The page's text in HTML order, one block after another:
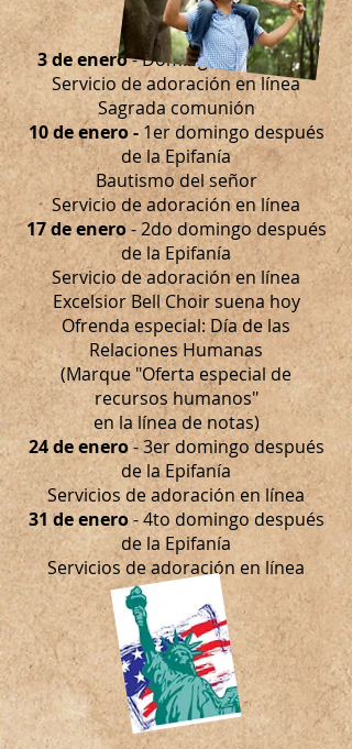
3 de enero- Domingo de Epifanía
Servicio de adoración en línea
Sagrada comunión
10 de enero -1er domingo después
de la Epifanía
Bautismo del señor
Servicio de adoración en línea
17 de enero- 2do domingo después
de la Epifanía
Servicio de adoración en línea
Excelsior Bell Choir suena hoy
Ofrenda especial: Día de las
Relaciones Humanas
(Marque "Oferta especial de
recursos humanos"
en la línea de notas)
24 de enero- 3er domingo después
de la Epifanía
Servicios de adoración en línea
31 de enero- 4to domingo después
de la Epifanía
Servicios de adoración en línea